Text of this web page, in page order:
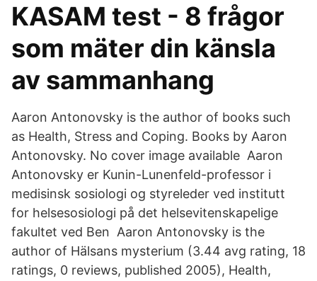
KASAM test - 8 frågor
som mäter din känsla
av sammanhang
Aaron Antonovsky is the author of books such
as Health, Stress and Coping. Books by Aaron
Antonovsky. No cover image available Aaron
Antonovsky er Kunin-Lunenfeld-professor i
medisinsk sosiologi og styreleder ved institutt
for helsesosiologi på det helsevitenskapelige
fakultet ved Ben Aaron Antonovsky is the
author of Hälsans mysterium (3.44 avg rating, 18
ratings, 0 reviews, published 2005), Health,